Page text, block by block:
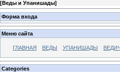
[Веды и Упанишады]
Форма входа
Меню сайта
ГЛАВНАЯ ВЕДЫ УПАНИШАДЫ
Categories